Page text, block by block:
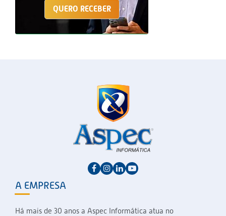
QUERO RECEBER
A EMPRESA
Há mais de 30 anos a Aspec Informática atua no